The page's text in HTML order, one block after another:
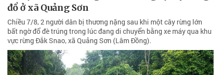
đổ ở xã Quảng Sơn
Chiều 7/8, 2 người dân bị thương nặng sau khi một cây rừng lớn
bất ngờ đổ đè trúng trong lúc đang di chuyển bằng xe máy qua khu
vực rừng Đắk Snao, xã Quảng Sơn (Lâm Đồng).